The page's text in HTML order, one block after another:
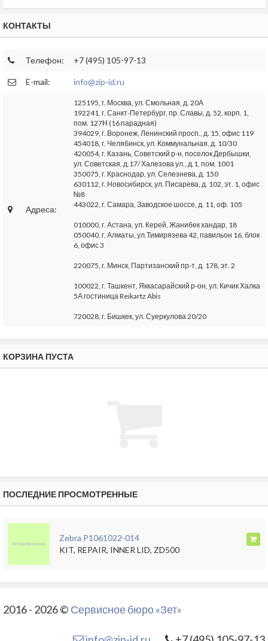
КОНТАКТЫ
Телефон: +7 (495) 105-97-13
E-mail: info@zip-id.ru
Адреса:
125195, г. Москва, ул. Смольная, д. 20А
192241, г. Санкт-Петербург, пр. Славы, д. 52, корп. 1,
пом. 127Н (16 парадная)
394029, г. Воронеж, Ленинский просп., д. 15, офис 119
454018, г. Челябинск, ул. Коммунальная, д. 10/30
420054, г. Казань, Советский р-н, поселок Дербышки,
ул. Советская, д.17/ Халезова ул., д.1, пом. 1001
350075, г. Краснодар, ул. Селезнева, д. 150
630112, г. Новосибирск, ул. Писарева, д. 102, эт. 1, офис
№8
443022, г. Самара, Заводское шоссе, д. 11, оф. 105
010000, г. Астана, ул. Керей, Жанибек хандар, 18
050040, г. Алматы, ул.Тимирязева 42, павильон 16, блок
6, офис 3
220075, г. Минск, Партизанский пр-т, д. 178, эт. 2
100022, г. Ташкент, Яккасарайский р-он, ул. Кичик Халка
5А гостиница Reikartz Abis
720028, г. Бишкек, ул. Суеркулова 20/20
КОРЗИНА ПУСТА
ПОСЛЕДНИЕ ПРОСМОТРЕННЫЕ
Zebra P1061022-014
KIT, REPAIR, INNER LID, ZD500
2016 - 2026 © Сервисное бюро «Зет»